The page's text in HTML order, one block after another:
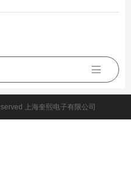
上海奎熙电子有限公司